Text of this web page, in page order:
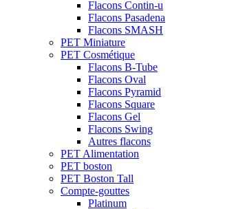
Flacons Contin-u
Flacons Pasadena
Flacons SMASH
PET Miniature
PET Cosmétique
Flacons B-Tube
Flacons Oval
Flacons Pyramid
Flacons Square
Flacons Gel
Flacons Swing
Autres flacons
PET Alimentation
PET boston
PET Boston Tall
Compte-gouttes
Platinum